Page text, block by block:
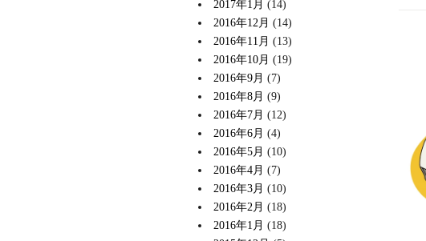
2017年1月 (14)
2016年12月 (14)
2016年11月 (13)
2016年10月 (19)
2016年9月 (7)
2016年8月 (9)
2016年7月 (12)
2016年6月 (4)
2016年5月 (10)
2016年4月 (7)
2016年3月 (10)
2016年2月 (18)
2016年1月 (18)